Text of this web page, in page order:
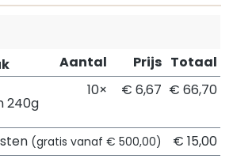
Aantal Prijs Totaal
240g
10× € 6,67 € 66,70
(gratis vanaf € 500,00) € 15,00